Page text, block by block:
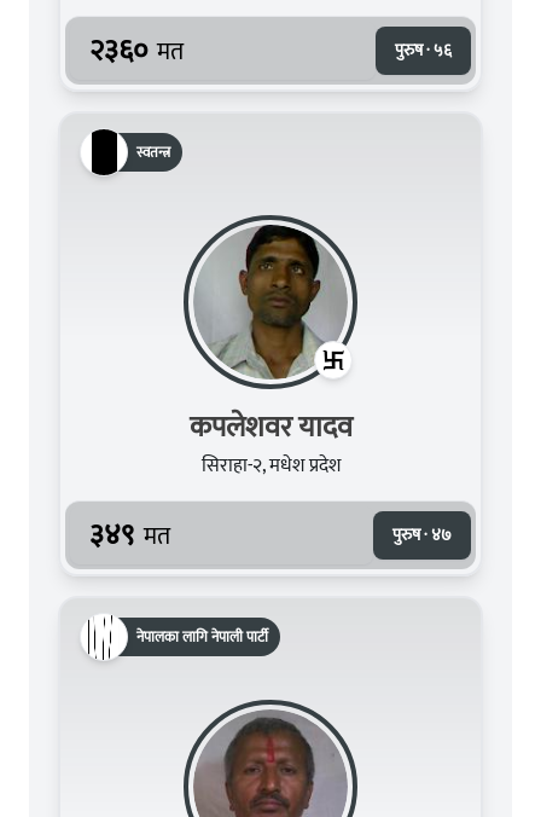
२३६० मत पुरुष · ५६
स्वतन्त्र
कपलेशवर यादव
सिराहा-२, मधेश प्रदेश
३४९ मत पुरुष · ४७
नेपालका लागि नेपाली पार्टी